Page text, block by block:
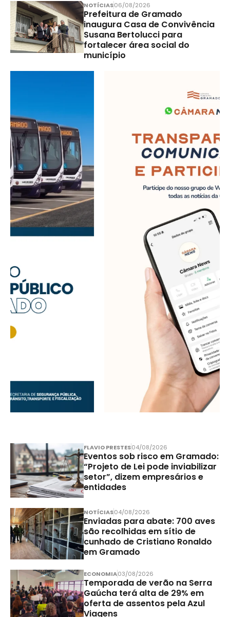
NOTÍCIAS06/08/2026
Prefeitura de Gramado
inaugura Casa de Convivência
Susana Bertolucci para
fortalecer área social do
município
FLAVIO PRESTES04/08/2026
Eventos sob risco em Gramado:
“Projeto de Lei pode inviabilizar
setor”, dizem empresários e
entidades
NOTÍCIAS04/08/2026
Enviadas para abate: 700 aves
são recolhidas em sítio de
cunhado de Cristiano Ronaldo
em Gramado
ECONOMIA03/08/2026
Temporada de verão na Serra
Gaúcha terá alta de 29% em
oferta de assentos pela Azul
Viagens